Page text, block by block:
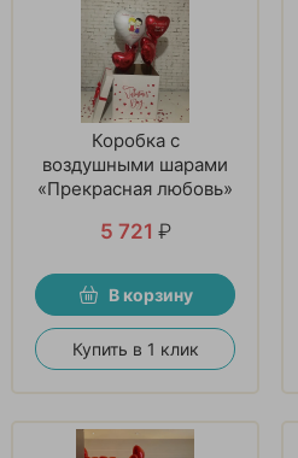
Коробка с
воздушными шарами
«Прекрасная любовь»
5 721 ₽
В корзину
Купить в 1 клик